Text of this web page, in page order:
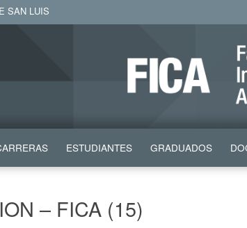
SAN LUIS
ESTUDIANTES GRADUADOS
– FICA (15)